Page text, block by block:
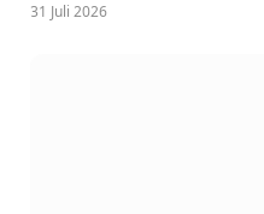
31 Juli 2026